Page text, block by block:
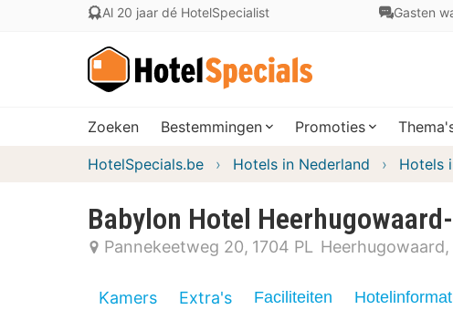
Al 20 jaar dé HotelSpecialist Gasten
Zoeken Bestemmingen Promoties
HotelSpecials.be Hotels in Nederland Hotels
Babylon Hotel
Pannekeetweg 20 1704 PL Heerhugowaard
Kamers Extra's Faciliteiten